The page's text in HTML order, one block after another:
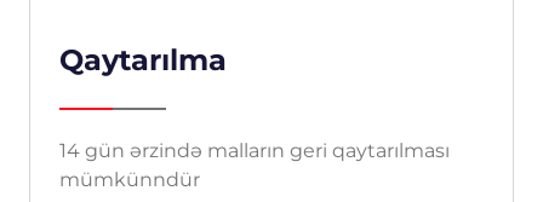
Qaytarılma
14 gün ərzində malların geri qaytarılması
mümkünndür